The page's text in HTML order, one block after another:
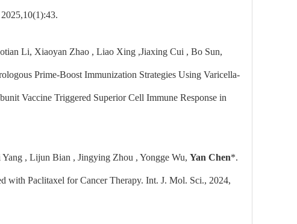
Li, Xiaoyan Zhao , Liao Xing ,Jiaxing Cui , Bo Sun,
Prime-Boost Immunization Strategies Using Varicella-
Vaccine Triggered Superior Cell Immune Response in
, Lijun Bian , Jingying Zhou , Yongge Wu, Yan Chen*.
with Paclitaxel for Cancer Therapy. Int. J. Mol. Sci., 2024,